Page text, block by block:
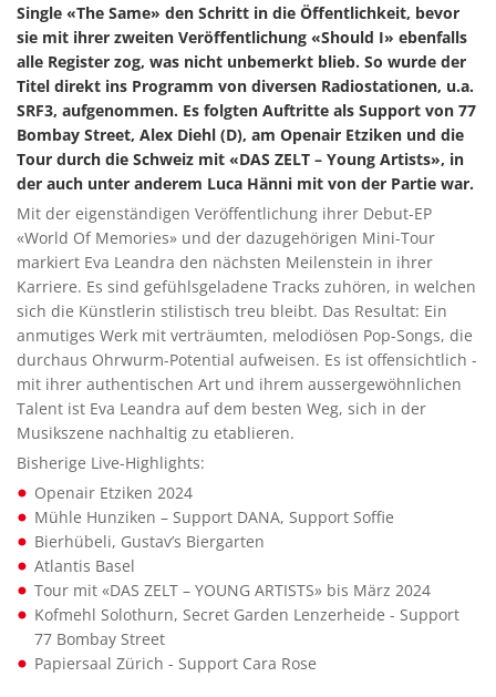
Single «The Same» den Schritt in die Öffentlichkeit, bevor
sie mit ihrer zweiten Veröffentlichung «Should I» ebenfalls
alle Register zog, was nicht unbemerkt blieb. So wurde der
Titel direkt ins Programm von diversen Radiostationen, u.a.
SRF3, aufgenommen. Es folgten Auftritte als Support von 77
Bombay Street, Alex Diehl (D), am Openair Etziken und die
Tour durch die Schweiz mit «DAS ZELT – Young Artists», in
der auch unter anderem Luca Hänni mit von der Partie war.
Mit der eigenständigen Veröffentlichung ihrer Debut-EP
«World Of Memories» und der dazugehörigen Mini-Tour
markiert Eva Leandra den nächsten Meilenstein in ihrer
Karriere. Es sind gefühlsgeladene Tracks zuhören, in welchen
sich die Künstlerin stilistisch treu bleibt. Das Resultat: Ein
anmutiges Werk mit verträumten, melodiösen Pop-Songs, die
durchaus Ohrwurm-Potential aufweisen. Es ist offensichtlich -
mit ihrer authentischen Art und ihrem aussergewöhnlichen
Talent ist Eva Leandra auf dem besten Weg, sich in der
Musikszene nachhaltig zu etablieren.
Bisherige Live-Highlights:
Openair Etziken 2024
Mühle Hunziken – Support DANA, Support Soffie
Bierhübeli, Gustav’s Biergarten
Atlantis Basel
Tour mit «DAS ZELT – YOUNG ARTISTS» bis März 2024
Kofmehl Solothurn, Secret Garden Lenzerheide - Support
77 Bombay Street
Papiersaal Zürich - Support Cara Rose